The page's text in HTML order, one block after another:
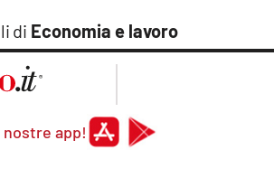
di Economia e lavoro
app!